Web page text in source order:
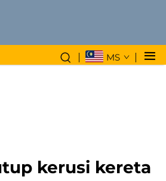
MS
kerusi kereta